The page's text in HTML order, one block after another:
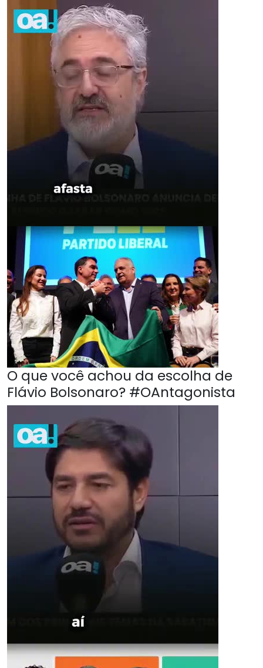
O que você achou da escolha de
Flávio Bolsonaro? #OAntagonista